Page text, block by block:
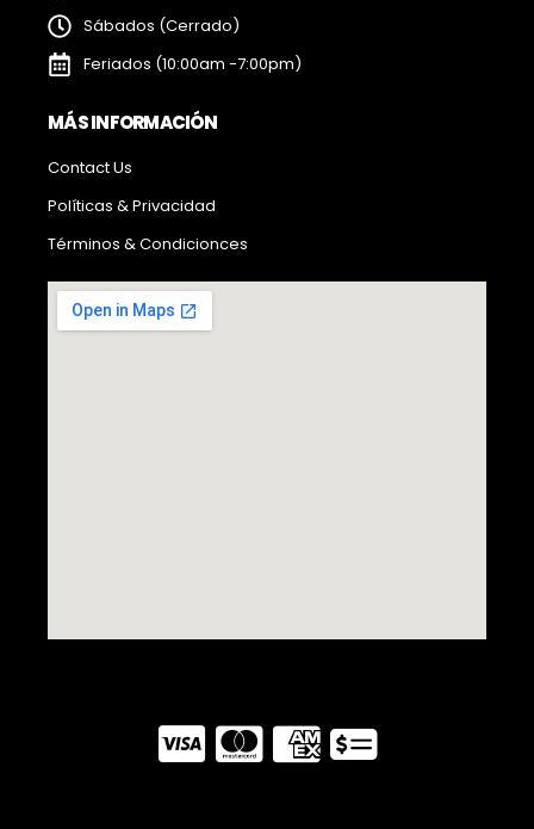
Sábados (Cerrado)
Feriados (10:00am -7:00pm)
MÁS INFORMACIÓN
Contact Us
Políticas & Privacidad
Términos & Condicionces